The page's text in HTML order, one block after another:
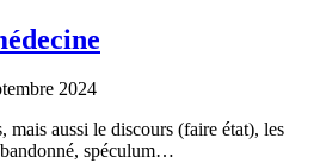
2024
mais aussi le discours (faire état), les
spéculum…